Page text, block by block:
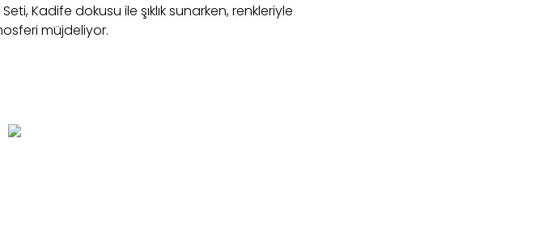
Kadife dokusu ile şıklık sunarken, renkleriyle
müjdeliyor.